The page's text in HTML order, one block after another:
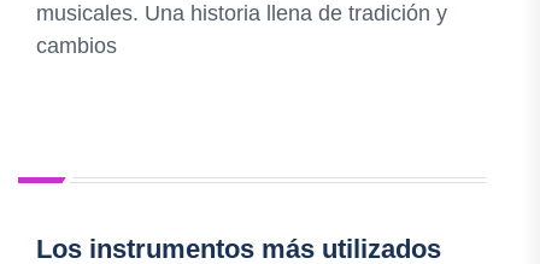
musicales. Una historia llena de tradición y
cambios
Los instrumentos más utilizados